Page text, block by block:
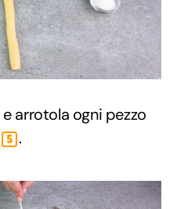
arrotola ogni pezzo
5 .